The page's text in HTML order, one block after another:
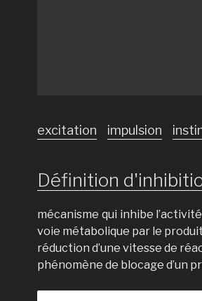
excitation impulsion
Définition
mécanisme qui inhibe
voie métabolique par le
réduction d’une vitesse de
phénomène de blocage d’un